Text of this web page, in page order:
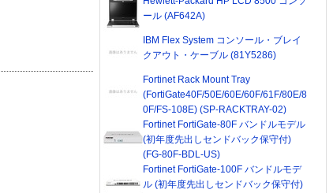
ール (AF642A)
IBM Flex System コンソール・ブレイ
クアウト・ケーブル (81Y5286)
Fortinet Rack Mount Tray
(FortiGate40F/50E/60E/60F/61F/80E/8
0F/FS-108E) (SP-RACKTRAY-02)
Fortinet FortiGate-80F バンドルモデル
(初年度先出しセンドバック保守付)
(FG-80F-BDL-US)
Fortinet FortiGate-100F バンドルモデ
ル (初年度先出しセンドバック保守付)